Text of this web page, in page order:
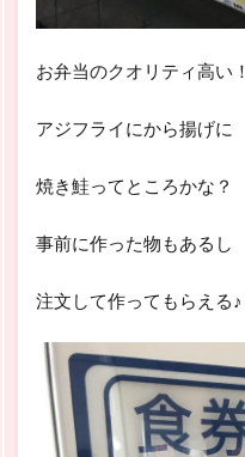
お弁当のクオリティ高い！
アジフライにから揚げに
焼き鮭ってところかな？
事前に作った物もあるし
注文して作ってもらえる♪